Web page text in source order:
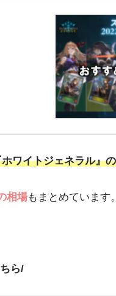
ワイトジェネラル』
相場もまとめています
ら/